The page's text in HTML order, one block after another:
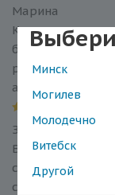
Минск
Могилев
Молодечно
Витебск
Другой
Марина
Купила для
быстро и
радует, не
анализа
Зинаида
В надёжности
сдаю
сохраняет в